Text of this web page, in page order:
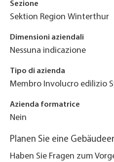
Sezione
Sektion Region Winterthur
Dimensioni aziendali
Nessuna indicazione
Tipo di azienda
Membro Involucro edilizio
Azienda formatrice
Nein
Planen Sie eine
Haben Sie Fragen zum